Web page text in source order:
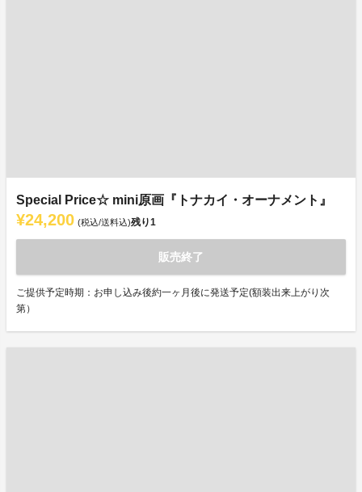
Special Price☆ mini原画『トナカイ・オーナメント』
¥24,200 (税込/送料込)残り1
販売終了
ご提供予定時期：お申し込み後約一ヶ月後に発送予定(額装出来上がり次
第）